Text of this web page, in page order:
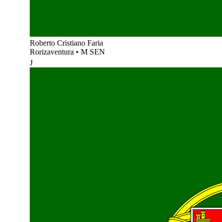
Roberto Cristiano Faria
Rorizaventura • M SEN
J